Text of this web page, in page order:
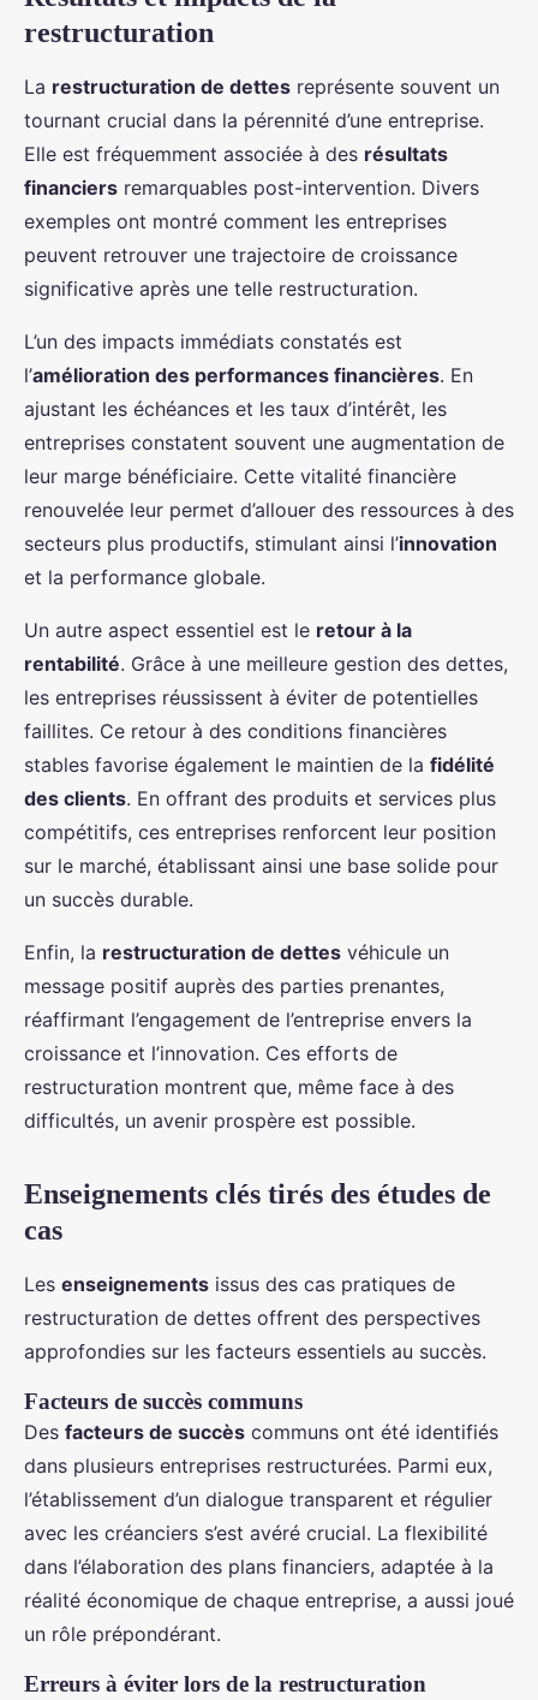
restructuration
La restructuration de dettes représente souvent un
tournant crucial dans la pérennité d’une entreprise.
Elle est fréquemment associée à des résultats
financiers remarquables post-intervention. Divers
exemples ont montré comment les entreprises
peuvent retrouver une trajectoire de croissance
significative après une telle restructuration.
L’un des impacts immédiats constatés est
l’amélioration des performances financières. En
ajustant les échéances et les taux d’intérêt, les
entreprises constatent souvent une augmentation de
leur marge bénéficiaire. Cette vitalité financière
renouvelée leur permet d’allouer des ressources à des
secteurs plus productifs, stimulant ainsi l’innovation
et la performance globale.
Un autre aspect essentiel est le retour à la
rentabilité. Grâce à une meilleure gestion des dettes,
les entreprises réussissent à éviter de potentielles
faillites. Ce retour à des conditions financières
stables favorise également le maintien de la fidélité
des clients. En offrant des produits et services plus
compétitifs, ces entreprises renforcent leur position
sur le marché, établissant ainsi une base solide pour
un succès durable.
Enfin, la restructuration de dettes véhicule un
message positif auprès des parties prenantes,
réaffirmant l’engagement de l’entreprise envers la
croissance et l’innovation. Ces efforts de
restructuration montrent que, même face à des
difficultés, un avenir prospère est possible.
Enseignements clés tirés des études de
cas
Les enseignements issus des cas pratiques de
restructuration de dettes offrent des perspectives
approfondies sur les facteurs essentiels au succès.
Facteurs de succès communs
Des facteurs de succès communs ont été identifiés
dans plusieurs entreprises restructurées. Parmi eux,
l’établissement d’un dialogue transparent et régulier
avec les créanciers s’est avéré crucial. La flexibilité
dans l’élaboration des plans financiers, adaptée à la
réalité économique de chaque entreprise, a aussi joué
un rôle prépondérant.
Erreurs à éviter lors de la restructuration